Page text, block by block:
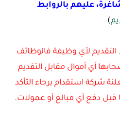
عليهم بالروابط
)
لأي وظيفة فالوظائف
أي أموال مقابل التقديم
شركة استقدام برجاء التأكد
دفع أي مبالغ أو عمولات.